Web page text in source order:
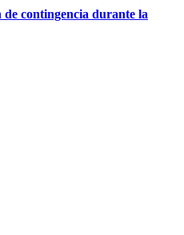
contingencia durante la